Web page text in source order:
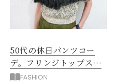
50代の休日パンツコー
デ。フリンジトップスを
主役に洗練アースカラー
FASHION